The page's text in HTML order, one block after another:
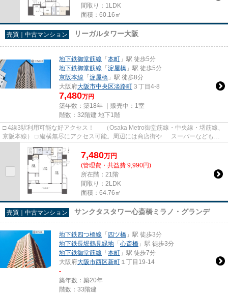
間取り：1LDK
面積：60.16㎡
売買｜中古マンション リーガルタワー大阪
地下鉄御堂筋線 「 本町 」駅 徒歩5分
地下鉄御堂筋線 「 淀屋橋 」駅 徒歩5分
京阪本線 「 淀屋橋 」駅 徒歩8分
大阪府大阪市中央区淡路町 ３丁目4-8
7,480万円
築年数：築18年 ｜販売中： 1室
階数：32階建 地下1階
□ 4線3駅利用可能な好アクセス！ （Osaka Metro御堂筋線・中央線・堺筋線、
京阪本線） □ 縦横無尽にアクセス可能。周辺には商店街や スーパーなども揃
7,480万円
(管理費・共益費 9,990円)
所在階：21階
間取り：2LDK
面積：64.76㎡
売買｜中古マンション サンクタスタワー心斎橋ミラノ・グランデ
地下鉄四つ橋線 「 四ツ橋 」駅 徒歩3分
地下鉄長堀鶴見緑地 「 心斎橋 」駅 徒歩3分
地下鉄御堂筋線 「 本町 」駅 徒歩7分
大阪府大阪市西区新町 １丁目19-14
-
築年数：築20年
階数：33階建